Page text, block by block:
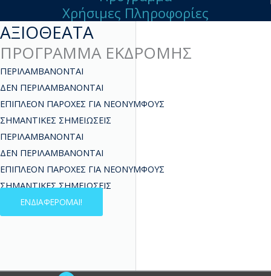
Χρήσιμες Πληροφορίες
ΑΞΙΟΘΕΑΤΑ
ΠΡΟΓΡΑΜΜΑ ΕΚΔΡΟΜΗΣ
ΠΕΡΙΛΑΜΒΑΝΟΝΤΑΙ
ΔΕΝ ΠΕΡΙΛΑΜΒΑΝΟΝΤΑΙ
ΕΠΙΠΛΕΟΝ ΠΑΡΟΧΕΣ ΓΙΑ ΝΕΟΝΥΜΦΟΥΣ
ΣΗΜΑΝΤΙΚΕΣ ΣΗΜΕΙΩΣΕΙΣ
ΠΕΡΙΛΑΜΒΑΝΟΝΤΑΙ
ΔΕΝ ΠΕΡΙΛΑΜΒΑΝΟΝΤΑΙ
ΕΠΙΠΛΕΟΝ ΠΑΡΟΧΕΣ ΓΙΑ ΝΕΟΝΥΜΦΟΥΣ
ΣΗΜΑΝΤΙΚΕΣ ΣΗΜΕΙΩΣΕΙΣ
ΕΝΔΙΑΦΕΡΟΜΑΙ!